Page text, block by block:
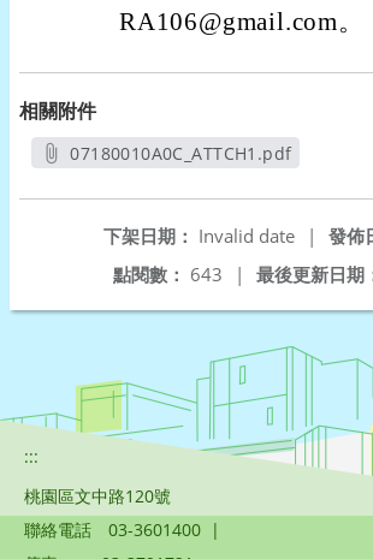
RA106@gmail.com。
相關附件
07180010A0C_ATTCH1.pdf
發佈
下架日期： Invalid date
|
最後更新日期
點閱數： 643 |
:::
桃園區文中路120號
聯絡電話
03-3601400 |